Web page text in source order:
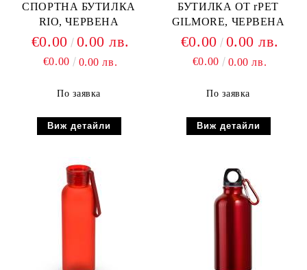
СПОРТНА БУТИЛКА
RIO, ЧЕРВЕНА
€0.00 0.00 лв.
€0.00 0.00 лв.
По заявка
Виж детайли
БУТИЛКА ОТ rPET
GILMORE, ЧЕРВЕНА
€0.00 0.00 лв.
€0.00 0.00 лв.
По заявка
Виж детайли